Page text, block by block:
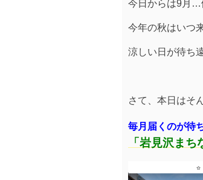
今日からは9月…
今年の秋はいつ
涼しい日が待ち
さて、本日はそ
毎月届くのが待
「岩見沢ま